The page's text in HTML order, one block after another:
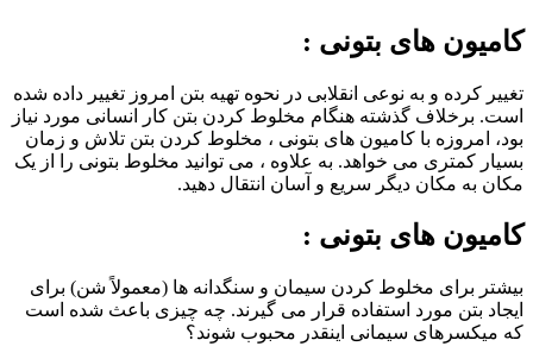
های بتونی :
و به نوعی انقلابی در نحوه تهیه بتن امروز تغییر داده شده
گذشته هنگام مخلوط کردن بتن کار انسانی مورد نیاز
با کامیون های بتونی ، مخلوط کردن بتن تلاش و زمان
می خواهد. به علاوه ، می توانید مخلوط بتونی را از یک
دیگر سریع و آسان انتقال دهید.
های بتونی :
مخلوط کردن سیمان و سنگدانه ها (معمولاً شن) برای
مورد استفاده قرار می گیرند. چه چیزی باعث شده است
سیمانی اینقدر محبوب شوند؟